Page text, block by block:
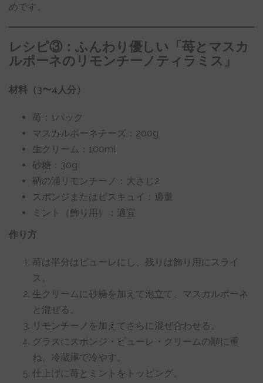
めです。
レシピ③：ふんわり優しい「苺とマスカ
ルポーネのリモンチーノティラミス」
材料（3〜4人分）
苺：1パック
マスカルポーネチーズ：200g
生クリーム：100ml
砂糖：30g
鞆の浦リモンチーノ：大さじ2
スポンジまたはビスキュイ：適量
ミント（飾り用）：適宜
作り方
苺は半分はピューレにし、残りは飾り用にスライ
ス。
生クリームに砂糖を加えて泡立て、マスカルポーネ
と混ぜる。
リモンチーノを加えてさらに混ぜ合わせる。
グラスにスポンジ・ピューレ・クリームの順に重
ね、冷蔵庫で冷やす。
仕上げに苺とミントをトッピング。